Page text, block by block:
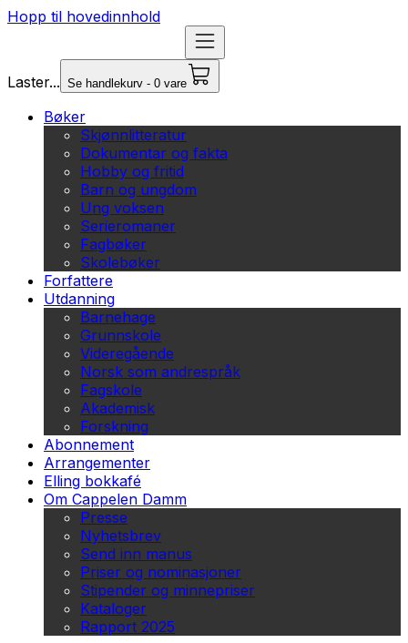
Hopp til hovedinnhold
Laster... Se handlekurv - 0 vare
Bøker
Skjønnlitteratur
Dokumentar og fakta
Hobby og fritid
Barn og ungdom
Ung voksen
Serieromaner
Fagbøker
Skolebøker
Forfattere
Utdanning
Barnehage
Grunnskole
Videregående
Norsk som andrespråk
Fagskole
Akademisk
Forskning
Abonnement
Arrangementer
Elling bokkafé
Om Cappelen Damm
Presse
Nyhetsbrev
Send inn manus
Priser og nominasjoner
Stipender og minnepriser
Kataloger
Rapport 2025